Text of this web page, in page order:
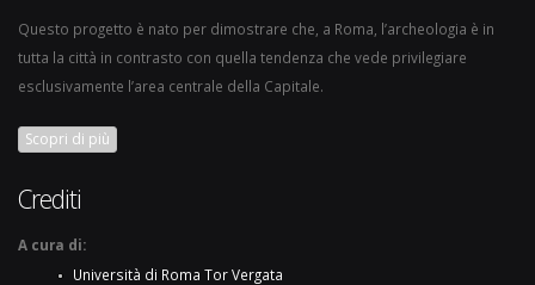
Questo progetto è nato per dimostrare che, a Roma, l’archeologia è in
tutta la città in contrasto con quella tendenza che vede privilegiare
esclusivamente l’area centrale della Capitale.
Scopri di più
Crediti
A cura di:
Università di Roma Tor Vergata